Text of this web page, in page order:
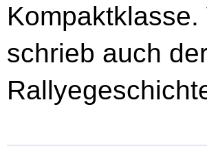
schrieb auch